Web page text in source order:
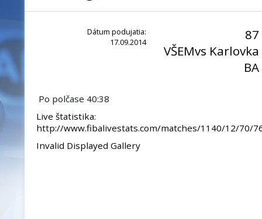
Dátum podujatia:
17.09.2014
87
VŠEMvs Karlovka
BA
Po polčase 40:38
Live štatistika:
http://www.fibalivestats.com/matches/1140/12/70/
Invalid Displayed Gallery